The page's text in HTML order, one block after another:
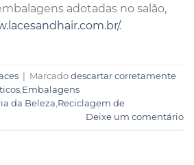
adotadas no salão,
.
Marcado descartar corretamente
Embalagens
da Beleza Reciclagem de
Deixe um comentário